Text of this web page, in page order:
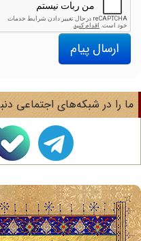
ارسال پیام
را در شبکه‌های اجتماعی